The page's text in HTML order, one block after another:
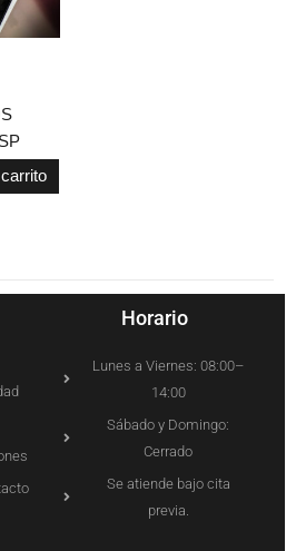
Horario
Lunes a Viernes: 08:00–
14:00
Sábado y Domingo:
Cerrado
Se atiende bajo cita
previa.